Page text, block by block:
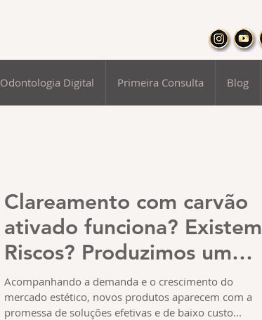
Odontologia Digital Primeira Consulta Blog
Clareamento com carvão
ativado funciona? Existem
Riscos? Produzimos um
vídeo explicativo. Confira!
Acompanhando a demanda e o crescimento do
mercado estético, novos produtos aparecem com a
promessa de soluções efetivas e de baixo custo...